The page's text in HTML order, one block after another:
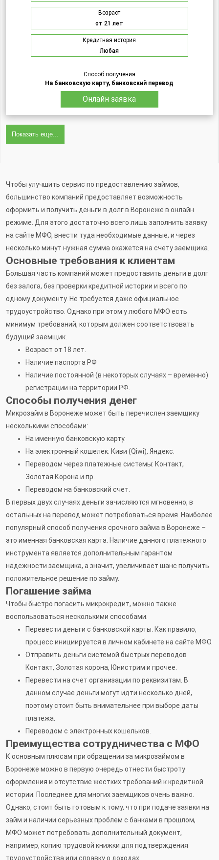
Возраст
от 21 лет
Кредитная история
Любая
Способ получения
На банковскую карту, банковский перевод
Онлайн заявка
Показать еще...
Чтобы улучшить сервис по предоставлению займов,
большинство компаний предоставляет возможность
оформить и получить деньги в долг в Воронеже в онлайн
режиме. Для этого достаточно всего лишь заполнить заявку
на сайте МФО, внести туда необходимые данные, и через
несколько минут нужная сумма окажется на счету заемщика.
Основные требования к клиентам
Большая часть компаний может предоставить деньги в долг
без залога, без проверки кредитной истории и всего по
одному документу. Не требуется даже официальное
трудоустройство. Однако при этом у любого МФО есть
минимум требований, которым должен соответствовать
будущий заемщик.
Возраст от 18 лет.
Наличие паспорта РФ
Наличие постоянной (в некоторых случаях – временно)
регистрации на территории РФ.
Способы получения денег
Микрозайм в Воронеже может быть перечислен заемщику
несколькими способами:
На именную банковскую карту.
На электронный кошелек: Киви (Qiwi), Яндекс.
Переводом через платежные системы: Контакт,
Золотая Корона и пр.
Переводом на банковский счет.
В первых двух случаях деньги зачисляются мгновенно, в
остальных на перевод может потребоваться время. Наиболее
популярный способ получения срочного займа в Воронеже –
это именная банковская карта. Наличие данного платежного
инструмента является дополнительным гарантом
надежности заемщика, а значит, увеличивает шанс получить
положительное решение по займу.
Погашение займа
Чтобы быстро погасить микрокредит, можно также
воспользоваться несколькими способами.
Перевести деньги с банковской карты. Как правило,
процесс инициируется в личном кабинете на сайте МФО.
Отправить деньги системой быстрых переводов
Контакт, Золотая корона, Юнистрим и прочее.
Перевести на счет организации по реквизитам. В
данном случае деньги могут идти несколько дней,
поэтому стоит быть внимательнее при выборе даты
платежа.
Переводом с электронных кошельков.
Преимущества сотрудничества с МФО
К основным плюсам при обращении за микрозаймом в
Воронеже можно в первую очередь отнести быстроту
оформления и отсутствие жестких требований к кредитной
истории. Последнее для многих заемщиков очень важно.
Однако, стоит быть готовым к тому, что при подаче заявки на
займ и наличии серьезных проблем с банками в прошлом,
МФО может потребовать дополнительный документ,
например, копию трудовой книжки для подтверждения
трудоустройства или справку о доходах.